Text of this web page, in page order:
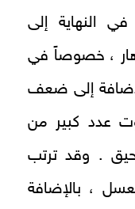
النهاية إلى
، خصوصاً في
إلى ضعف
عدد كبير من
. وقد ترتب
، بالإضافة